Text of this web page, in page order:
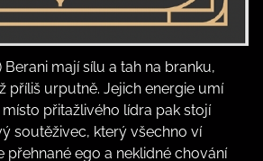
Berani mají sílu a tah na branku,
příliš urputně. Jejich energie umí
přitažlivého lídra pak stojí
soutěživec, který všechno ví
přehnané ego a neklidné chování